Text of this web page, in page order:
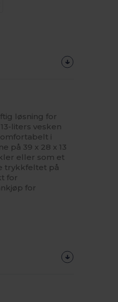
løsning for
liters vesken
i
på 39 x 28 x 13
eller som et
trykkfeltet på
for
for